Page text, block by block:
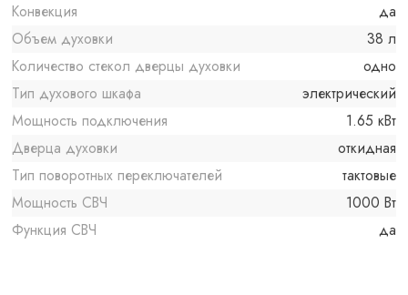
Конвекция
да
Объем духовки
38 л
Количество стекол дверцы духовки
одно
Тип духового шкафа
электрический
Мощность подключения
1.65 кВт
Дверца духовки
откидная
Тип поворотных переключателей
тактовые
Мощность СВЧ
1000 Вт
Функция СВЧ
да